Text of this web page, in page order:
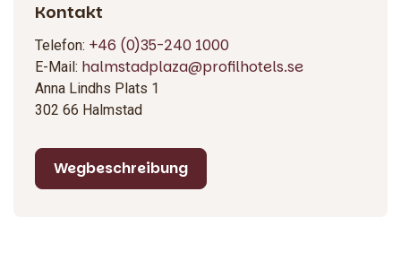
Abendessen mit Freunden, Familie oder Kollegen genießen
möchten. Hier ist jeder willkommen – von Hotelgästen und
Einheimischen bis hin zu größeren Gruppen.
Kontakt
Telefon: +46 (0)35-240 1000
E-Mail: halmstadplaza@profilhotels.se
Anna Lindhs Plats 1
302 66 Halmstad
Wegbeschreibung